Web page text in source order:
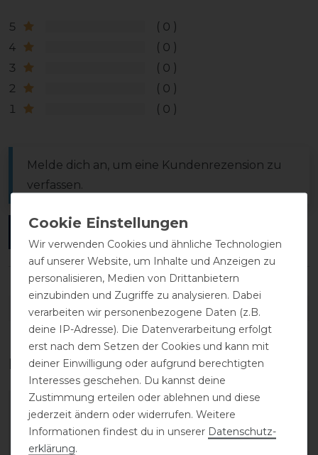
5
0
4
0
3
0
2
0
1
0
Melde dich an, um eine Kundenrezension zu
verfassen.
ANMELDEN
DETAILS ZUR PRODUKTSICHERHEIT
Das perfekte Zubehör für dich
Wir verwenden Cookies und ähnliche Technologien
auf unserer Website, um Inhalte und Anzeigen zu
personalisieren, Medien von Drittanbietern
einzubinden und Zugriffe zu analysieren. Dabei
verarbeiten wir personenbezogene Daten (z.B.
deine IP-Adresse). Die Datenverarbeitung erfolgt
erst nach dem Setzen der Cookies und kann mit
deiner Einwilligung oder aufgrund berechtigten
Interesses geschehen. Du kannst deine
Zustimmung erteilen oder ablehnen und diese
jederzeit ändern oder widerrufen. Weitere
Informationen findest du in unserer Daten­schutz­
erklärung.